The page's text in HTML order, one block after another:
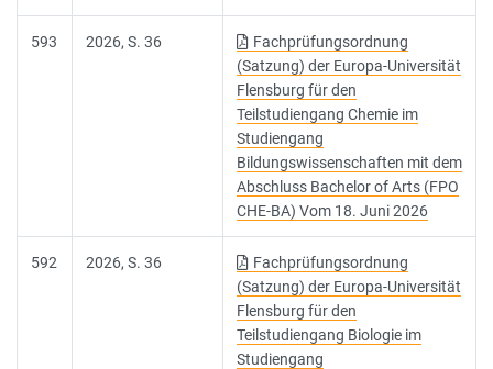
593 2026, S. 36
Fachprüfungsordnung
(Satzung) der Europa-Universität
Flensburg für den
Teilstudiengang Chemie im
Studiengang
Bildungswissenschaften mit dem
Abschluss Bachelor of Arts (FPO
CHE-BA) Vom 18. Juni 2026
592 2026, S. 36
Fachprüfungsordnung
(Satzung) der Europa-Universität
Flensburg für den
Teilstudiengang Biologie im
Studiengang